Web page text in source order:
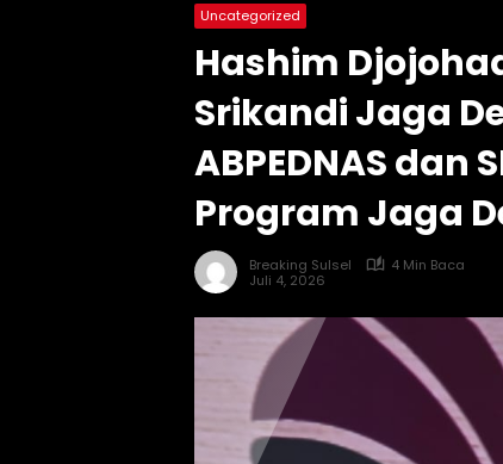
Uncategorized
Hashim
Srikandi Jaga
ABPEDNAS dan
Program Jaga
Breaking Sulsel
4 Min Baca
Juli 4, 2026